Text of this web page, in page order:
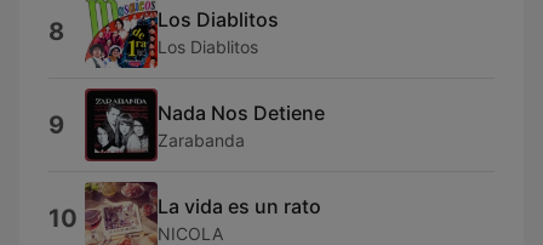
8 Los Diablitos
Los Diablitos
9 Nada Nos Detiene
Zarabanda
10 La vida es un rato
NICOLA